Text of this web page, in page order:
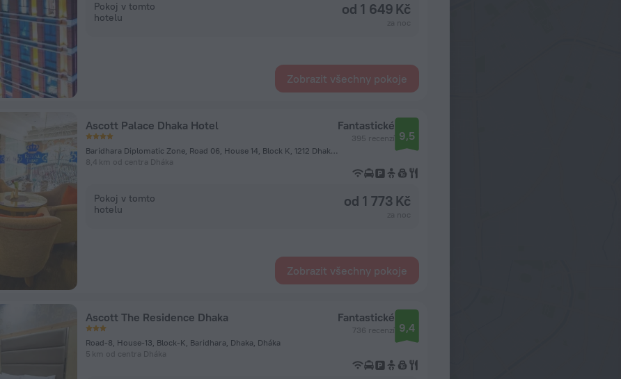
Pokoj v tomto
hotelu
od 1 649 Kč
Zobrazit všechny pokoje
Ascott Palace Dhaka Hotel
Baridhara Diplomatic Zone, Road 06, House 14, Block K, 1212 Dhaka, Dháka
8,4 km od centra Dháka
Fantastické
395 recenzí 9,5
Pokoj v tomto
hotelu
od 1 773 Kč
Zobrazit všechny pokoje
Ascott The Residence Dhaka
Road-8, House-13, Block-K, Baridhara, Dhaka, Dháka
5 km od centra Dháka
Fantastické
736 recenzí 9,4